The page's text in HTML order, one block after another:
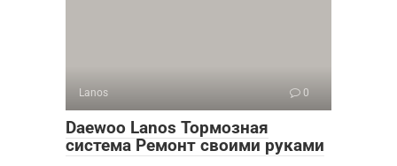
Lanos 0
Daewoo Lanos Тормозная
система Ремонт своими руками